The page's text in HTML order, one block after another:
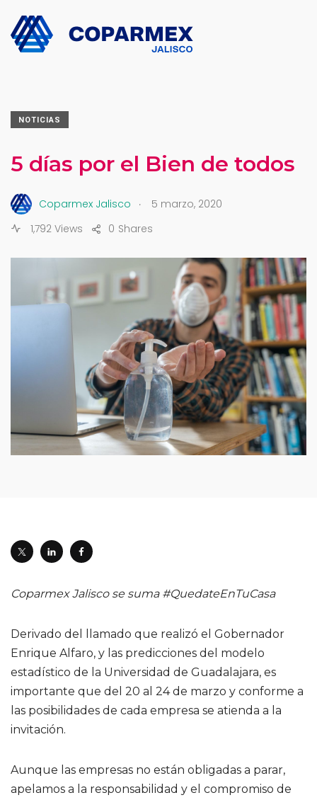
NOTICIAS
5 días por el Bien de todos
Coparmex Jalisco .
5 marzo, 2020
1,792 Views
Shares
0
Coparmex Jalisco se suma #QuedateEnTuCasa
Derivado del llamado que realizó el Gobernador
Enrique Alfaro, y las predicciones del modelo
estadístico de la Universidad de Guadalajara, es
importante que del 20 al 24 de marzo y conforme a
las posibilidades de cada empresa se atienda a la
invitación.
Aunque las empresas no están obligadas a parar,
apelamos a la responsabilidad y el compromiso de